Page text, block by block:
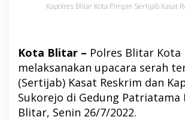
Kapolres Blitar Kota Pimpin Sertijab Kasat
Kota Blitar – Polres Blitar Kota
melaksanakan upacara serah
(Sertijab) Kasat Reskrim dan
Sukorejo di Gedung Patriatama
Blitar, Senin 26/7/2022.